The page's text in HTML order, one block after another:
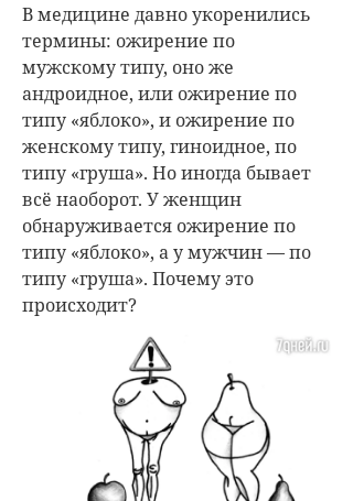
В медицине давно укоренились
термины: ожирение по
мужскому типу, оно же
андроидное, или ожирение по
типу «яблоко», и ожирение по
женскому типу, гиноидное, по
типу «груша». Но иногда бывает
всё наоборот. У женщин
обнаруживается ожирение по
типу «яблоко», а у мужчин — по
типу «груша». Почему это
происходит?